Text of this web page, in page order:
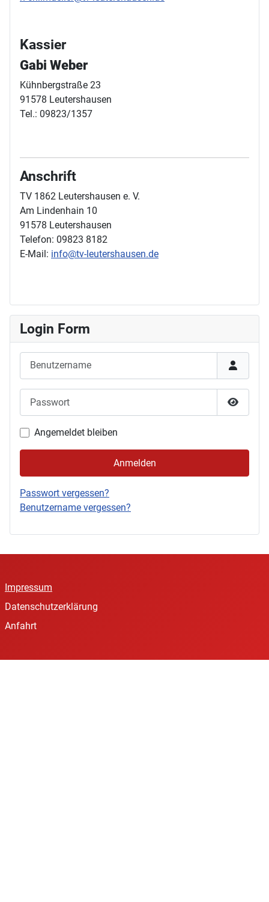
Kassier
Gabi Weber
Kühnbergstraße 23
91578 Leutershausen
Tel.: 09823/1357
Anschrift
TV 1862 Leutershausen e. V.
Am Lindenhain 10
91578 Leutershausen
Telefon: 09823 8182
E-Mail: info@tv-leutershausen.de
Login Form
Benutzername
Angemeldet bleiben
Anmelden
Passwort vergessen?
Benutzername vergessen?
Impressum
Datenschutzerklärung
Anfahrt